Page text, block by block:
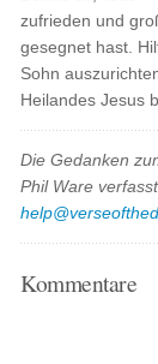
zufrieden und
gesegnet hast.
Sohn
Heilandes Jesus
Die Gedanken
Phil Ware
Kommentare